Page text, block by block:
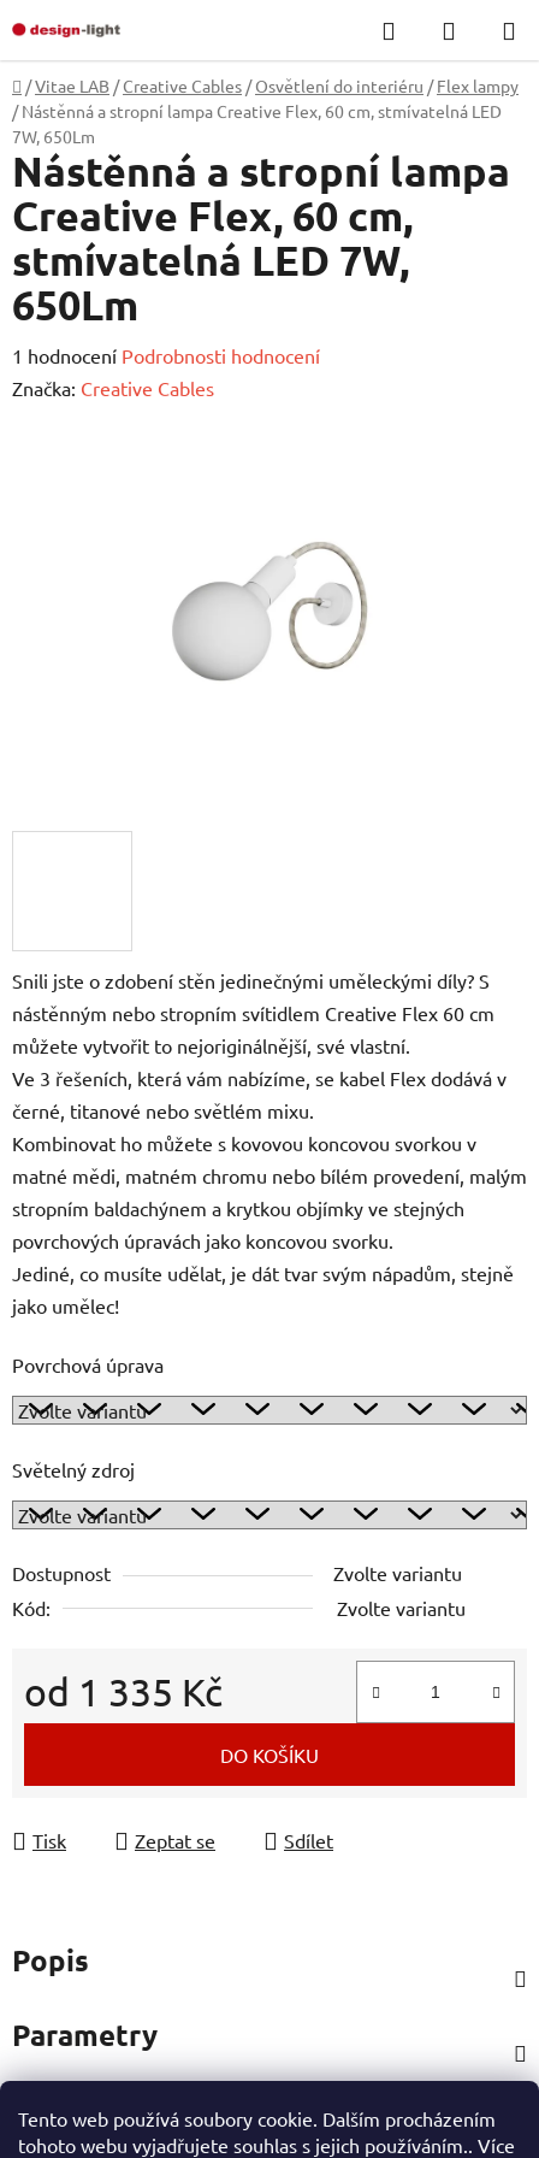
Tento web používá soubory cookie. Dalším procházením
tohoto webu vyjadřujete souhlas s jejich používáním.. Více
na
obsah
Hledat
KOŠÍK
Domů
/Vitae LAB / Creative Cables / Osvětlení do interiéru / Flex lampy
/ Nástěnná a stropní lampa Creative Flex, 60 cm, stmívatelná LED
7W, 650Lm
Snili jste o zdobení stěn jedinečnými uměleckými díly? S
nástěnným nebo stropním svítidlem Creative Flex 60 cm
můžete vytvořit to nejoriginálnější, své vlastní.
Ve 3 řešeních, která vám nabízíme, se kabel Flex dodává v
černé, titanové nebo světlém mixu.
Kombinovat ho můžete s kovovou koncovou svorkou v
matné mědi, matném chromu nebo bílém provedení, malým
stropním baldachýnem a krytkou objímky ve stejných
povrchových úpravách jako koncovou svorku.
Jediné, co musíte udělat, je dát tvar svým nápadům, stejně
jako umělec!
Povrchová úprava
Světelný zdroj
Dostupnost
Zvolte variantu
Kód:
Zvolte variantu
od 1 335 Kč
Měrná cena:
DO KOŠÍKU
Tisk Zeptat se Sdílet
Nástěnná a stropní lampa
Creative Flex, 60 cm,
stmívatelná LED 7W,
650Lm
Průměrné
hodnocení
1 hodnocení Podrobnosti hodnocení
Značka: Creative Cables
Popis
Parametry
Hodnocení (1)